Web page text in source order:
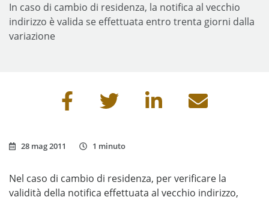
In caso di cambio di residenza, la notifica al vecchio
indirizzo è valida se effettuata entro trenta giorni dalla
variazione
Condividi questa pagina
28 mag 2011 1 minuto
Nel caso di cambio di residenza, per verificare la
validità della notifica effettuata al vecchio indirizzo,